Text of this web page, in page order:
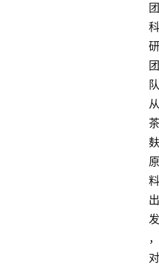
团
科
研
团
队
从
茶
麸
原
料
出
发
，
对